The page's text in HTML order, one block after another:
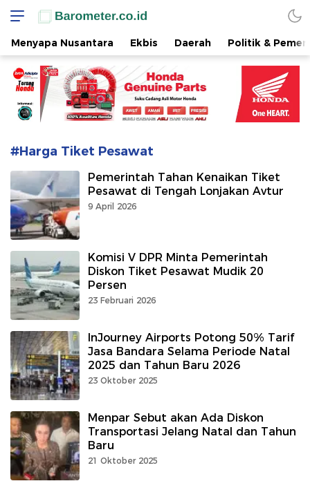
www.barometer.co.id
Berita Terkini di Sulawesi Utara
Menyapa Nusantara Ekbis Daerah Politik &
#Harga Tiket Pesawat
Pemerintah Tahan Kenaikan Tiket
Pesawat di Tengah Lonjakan Avtur
9 April 2026
Komisi V DPR Minta Pemerintah
Diskon Tiket Pesawat Mudik 20
Persen
23 Februari 2026
InJourney Airports Potong 50% Tarif
Jasa Bandara Selama Periode Natal
2025 dan Tahun Baru 2026
23 Oktober 2025
Menpar Sebut akan Ada Diskon
Transportasi Jelang Natal dan Tahun
Baru
21 Oktober 2025